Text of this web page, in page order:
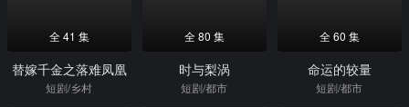
全 41 集
替嫁千金之落难凤凰
短剧/乡村
全 80 集
时与梨涡
短剧/都市
全 60 集
命运的较量
短剧/都市